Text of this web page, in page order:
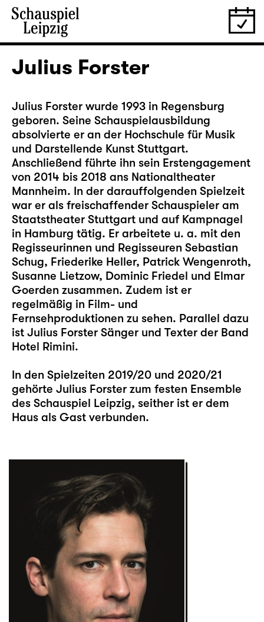
Julius Forster
Julius Forster wurde 1993 in Regensburg
geboren. Seine Schauspielausbildung
absolvierte er an der Hochschule für Musik
und Darstellende Kunst Stuttgart.
Anschließend führte ihn sein Erstengagement
von 2014 bis 2018 ans Nationaltheater
Mannheim. In der darauffolgenden Spielzeit
war er als freischaffender Schauspieler am
Staatstheater Stuttgart und auf Kampnagel
in Hamburg tätig. Er arbeitete u. a. mit den
Regisseurinnen und Regisseuren Sebastian
Schug, Friederike Heller, Patrick Wengenroth,
Susanne Lietzow, Dominic Friedel und Elmar
Goerden zusammen. Zudem ist er
regelmäßig in Film- und
Fernsehproduktionen zu sehen. Parallel dazu
ist Julius Forster Sänger und Texter der Band
Hotel Rimini.
In den Spielzeiten 2019/20 und 2020/21
gehörte Julius Forster zum festen Ensemble
des Schauspiel Leipzig, seither ist er dem
Haus als Gast verbunden.